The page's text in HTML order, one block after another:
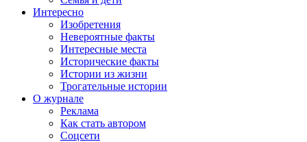
Интересно
Изобретения
Невероятные факты
Интересные места
Исторические факты
Истории из жизни
Трогательные истории
О журнале
Реклама
Как стать автором
Соцсети